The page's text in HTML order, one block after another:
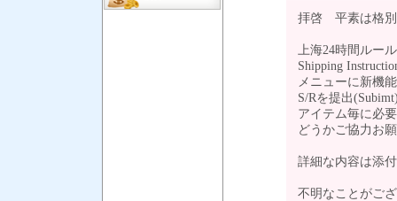
拝啓 平素は格別
上海24時間ルー
Shipping
メニューに新機
S/Rを提出
アイテム毎に必
どうかご協力お
詳細な内容は添
不明なことがご